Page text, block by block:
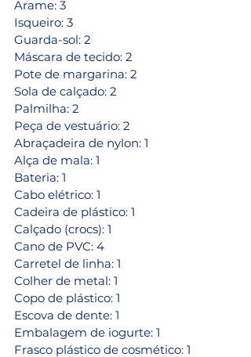
Arame: 3
Isqueiro: 3
Guarda-sol: 2
Máscara de tecido: 2
Pote de margarina: 2
Sola de calçado: 2
Palmilha: 2
Peça de vestuário: 2
Abraçadeira de nylon: 1
Alça de mala: 1
Bateria: 1
Cabo elétrico: 1
Cadeira de plástico: 1
Calçado (crocs): 1
Cano de PVC: 4
Carretel de linha: 1
Colher de metal: 1
Copo de plástico: 1
Escova de dente: 1
Embalagem de iogurte: 1
Frasco plástico de cosmético: 1